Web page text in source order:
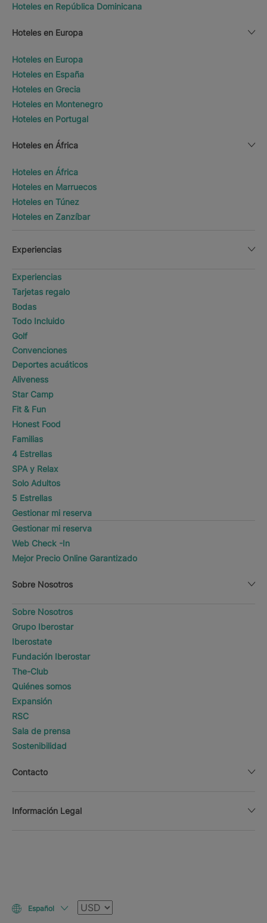
Hoteles en República Dominicana
Hoteles en Europa
Hoteles en Europa
Hoteles en España
Hoteles en Grecia
Hoteles en Montenegro
Hoteles en Portugal
Hoteles en África
Hoteles en África
Hoteles en Marruecos
Hoteles en Túnez
Hoteles en Zanzíbar
Experiencias
Experiencias
Tarjetas regalo
Bodas
Todo Incluido
Golf
Convenciones
Deportes acuáticos
Aliveness
Star Camp
Fit & Fun
Honest Food
Familias
4 Estrellas
SPA y Relax
Solo Adultos
5 Estrellas
Gestionar mi reserva
Gestionar mi reserva
Web Check -In
Mejor Precio Online Garantizado
Sobre Nosotros
Sobre Nosotros
Grupo Iberostar
Iberostate
Fundación Iberostar
The-Club
Quiénes somos
Expansión
RSC
Sala de prensa
Sostenibilidad
Contacto
Información Legal
Español Moneda